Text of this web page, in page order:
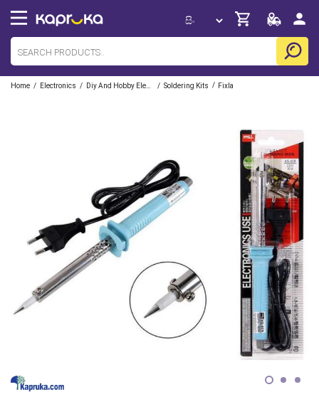
Home / Electronics / / Soldering Kits / Fixla